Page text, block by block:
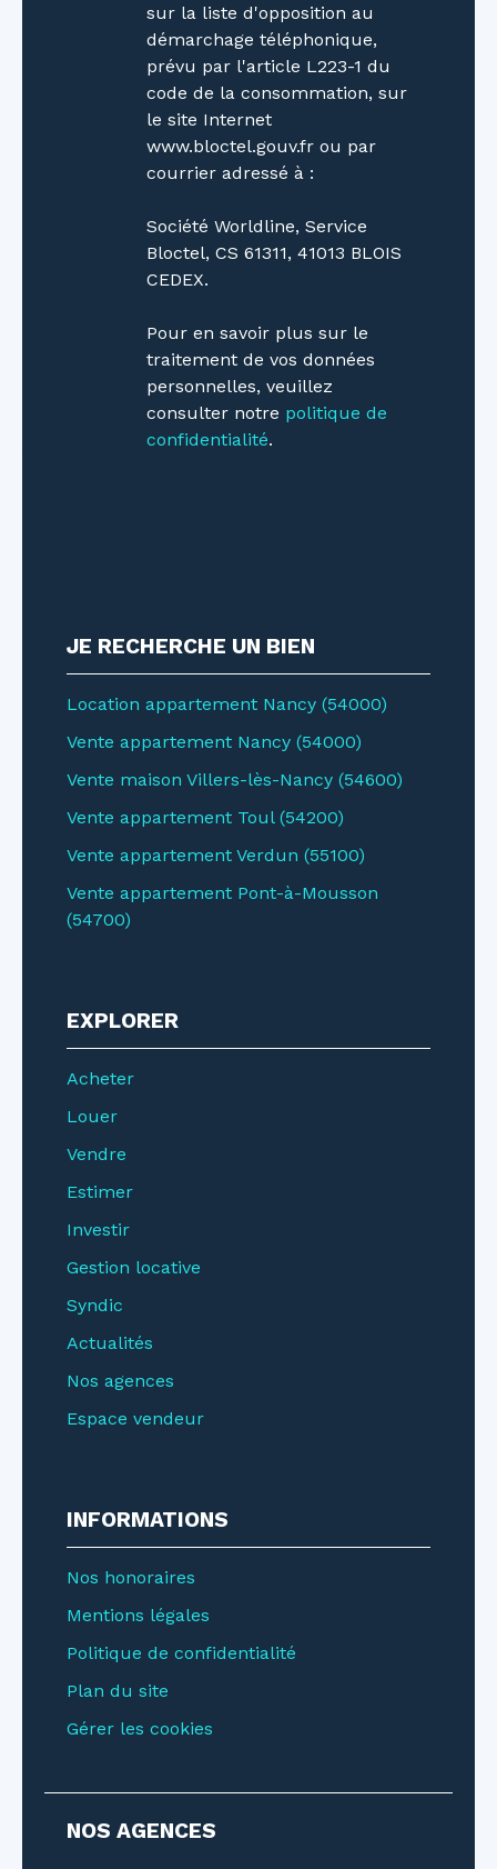
sur la liste d'opposition au
démarchage téléphonique,
prévu par l'article L223-1 du
code de la consommation, sur
le site Internet
www.bloctel.gouv.fr ou par
courrier adressé à :
Société Worldline, Service
Bloctel, CS 61311, 41013 BLOIS
CEDEX.
Pour en savoir plus sur le
traitement de vos données
personnelles, veuillez
consulter notre politique de
confidentialité.
JE RECHERCHE UN BIEN
Location appartement Nancy (54000)
Vente appartement Nancy (54000)
Vente maison Villers-lès-Nancy (54600)
Vente appartement Toul (54200)
Vente appartement Verdun (55100)
Vente appartement Pont-à-Mousson
(54700)
EXPLORER
Acheter
Louer
Vendre
Estimer
Investir
Gestion locative
Syndic
Actualités
Nos agences
Espace vendeur
INFORMATIONS
Nos honoraires
Mentions légales
Politique de confidentialité
Plan du site
Gérer les cookies
NOS AGENCES